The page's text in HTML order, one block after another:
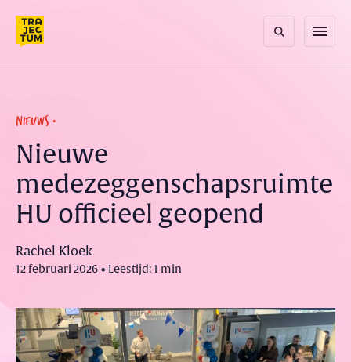
content
menu
NIEUWS
Nieuwe
medezeggenschapsruimte
HU officieel geopend
Rachel Kloek
12 februari 2026 • Leestijd: 1 min